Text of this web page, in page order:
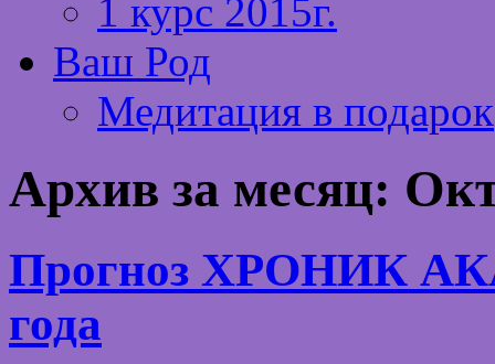
1 курс 2015г.
Ваш Род
Медитация в подарок
Архив за месяц:
Прогноз ХРОНИК
года